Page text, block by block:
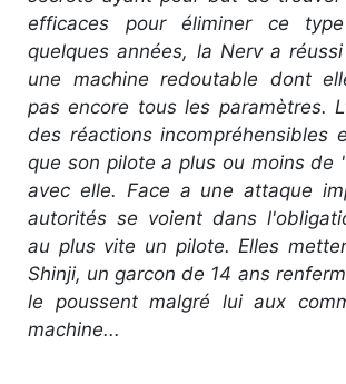
efficaces pour éliminer ce
quelques années, la Nerv a
une machine redoutable dont
pas encore tous les paramètres.
des réactions incompréhensibles
que son pilote a plus ou moins de
avec elle. Face a une attaque
autorités se voient dans
au plus vite un pilote. Elles
Shinji, un garcon de 14 ans
le poussent malgré lui aux
machine...